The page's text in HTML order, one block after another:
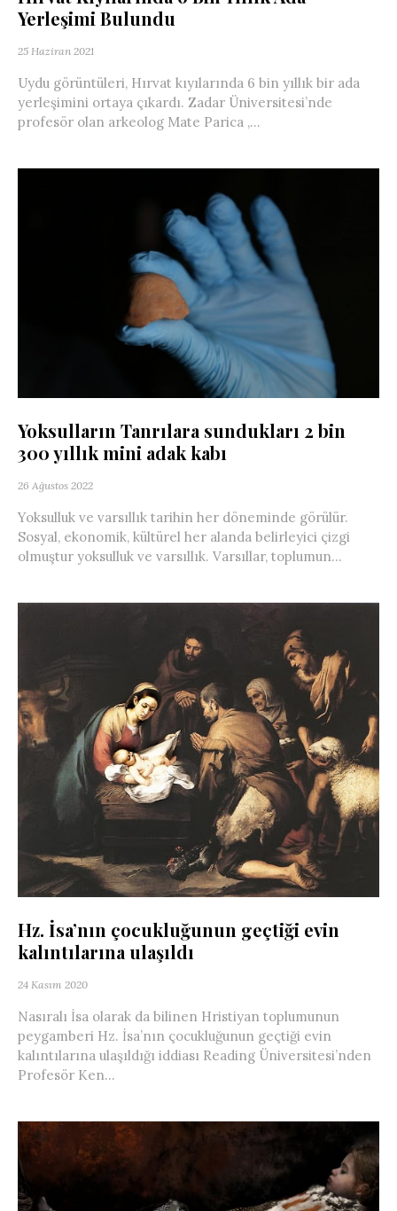
Yerleşimi Bulundu
25 Haziran 2021
Uydu görüntüleri, Hırvat kıyılarında 6 bin yıllık bir ada
yerleşimini ortaya çıkardı. Zadar Üniversitesi’nde
profesör olan arkeolog Mate Parica ,...
Yoksulların Tanrılara sundukları 2 bin
300 yıllık mini adak kabı
26 Ağustos 2022
Yoksulluk ve varsıllık tarihin her döneminde görülür.
Sosyal, ekonomik, kültürel her alanda belirleyici çizgi
olmuştur yoksulluk ve varsıllık. Varsıllar, toplumun...
Hz. İsa’nın çocukluğunun geçtiği evin
kalıntılarına ulaşıldı
24 Kasım 2020
Nasıralı İsa olarak da bilinen Hristiyan toplumunun
peygamberi Hz. İsa’nın çocukluğunun geçtiği evin
kalıntılarına ulaşıldığı iddiası Reading Üniversitesi’nden
Profesör Ken...